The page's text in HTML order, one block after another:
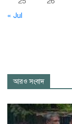
« Jul
আরও সংবাদ